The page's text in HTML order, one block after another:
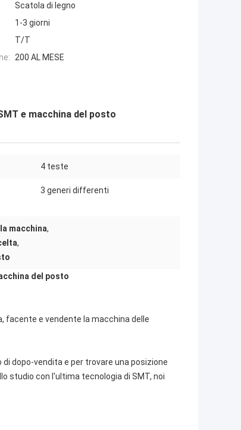
Scatola di legno
1-3 giorni
T/T
200 AL MESE
e macchina del posto
4 teste
3 generi differenti
macchina,
,
del posto
facente e vendente la macchina delle
dopo-vendita e per trovare una posizione
studio con l'ultima tecnologia di SMT, noi